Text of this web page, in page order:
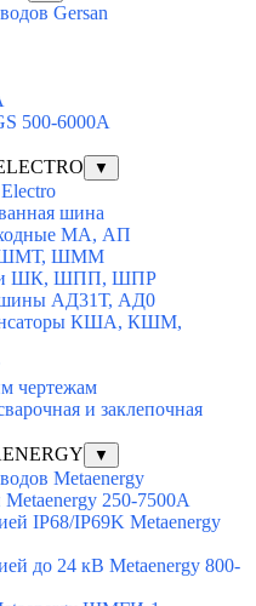
Gersan
500-6000A
▼
шина
МА, АП
ШМТ, ШММ
ШК, ШПП, ШПР
АД31Т, АД0
КША, КШМ,
чертежам
и заклепочная
▼
Metaenergy
250-7500A
IP68/IP69K Metaenergy
до 24 кВ Metaenergy 800-